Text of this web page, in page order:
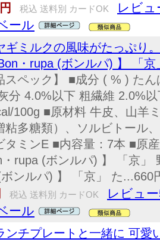
税込 送料別 カードOK
レビュ
ール
ギミルクの風味がたっぷり
・rupa (ボンルパ) 】 「京
スペック】 ■成分 ( % ) た
分 4.0%以下 粗繊維 2.0%
100g ■原材料 牛皮、山羊
粘多糖類）、ソルビトール
タミンE ■内容量：7本 ■原
・rupa (ボンルパ) 】 「京
ンルパ) 】 「京」 た...660
税込 送料別 カードOK
レビュ
ール
ンチプレートと一緒に 可愛